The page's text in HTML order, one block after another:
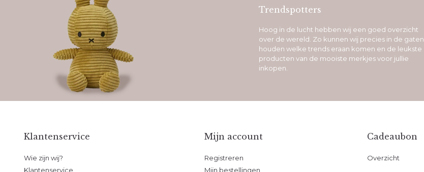
Trendspotters
Hoog in de lucht hebben wij een goed overzicht
over de wereld. Zo kunnen wij precies in de gaten
houden welke trends eraan komen en de leukste
producten van de mooiste merkjes voor jullie
inkopen.
Klantenservice
Wie zijn wij?
Klantenservice
Mijn account
Registreren
Mijn bestellingen
Cadeaubon
Overzicht